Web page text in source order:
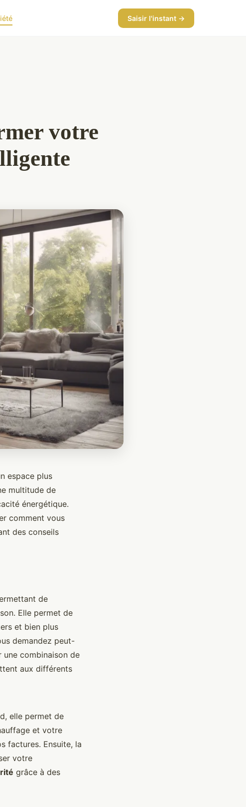
Saisir l'instant →
votre
espace plus
multitude de
énergétique.
comment vous
des conseils
de
Elle permet de
et bien plus
demandez peut-
combinaison de
aux différents
elle permet de
et votre
factures. Ensuite, la
votre
grâce à des